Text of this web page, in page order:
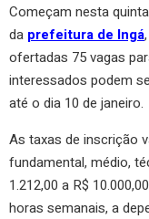
Começam nesta
da prefeitura de Ingá
ofertadas 75 vagas
interessados podem
até o dia 10 de janeiro.
As taxas de inscrição
fundamental, médio,
1.212,00 a R$
horas semanais, a